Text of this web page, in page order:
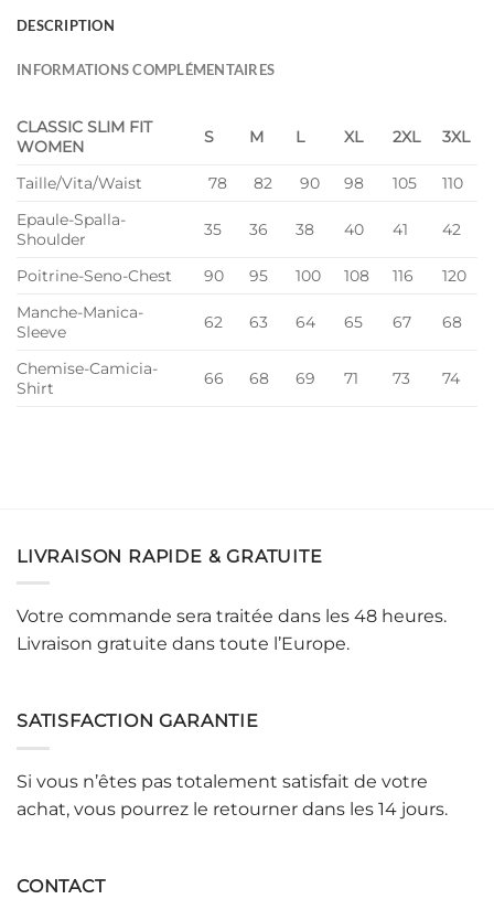
DESCRIPTION
INFORMATIONS COMPLÉMENTAIRES
CLASSIC SLIM FIT
WOMEN
S M L XL 2XL 3XL
Taille/Vita/Waist 78 82 90 98 105
110
Epaule-Spalla-
Shoulder
35 36 38 40 41 42
Poitrine-Seno-Chest 90 95 100 108 116
120
Manche-Manica-
Sleeve
62 63 64 65 67 68
Chemise-Camicia-
Shirt
66 68 69 71 73 74
LIVRAISON RAPIDE & GRATUITE
Votre commande sera traitée dans les 48 heures.
Livraison gratuite dans toute l’Europe.
SATISFACTION GARANTIE
Si vous n’êtes pas totalement satisfait de votre
achat, vous pourrez le retourner dans les 14 jours.
CONTACT